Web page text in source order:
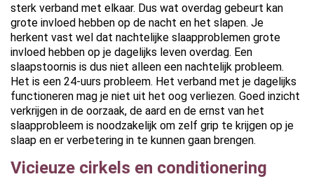
sterk verband met elkaar. Dus wat overdag gebeurt kan
grote invloed hebben op de nacht en het slapen. Je
herkent vast wel dat nachtelijke slaapproblemen grote
invloed hebben op je dagelijks leven overdag. Een
slaapstoornis is dus niet alleen een nachtelijk probleem.
Het is een 24-uurs probleem. Het verband met je dagelijks
functioneren mag je niet uit het oog verliezen. Goed inzicht
verkrijgen in de oorzaak, de aard en de ernst van het
slaapprobleem is noodzakelijk om zelf grip te krijgen op je
slaap en er verbetering in te kunnen gaan brengen.
Vicieuze cirkels en conditionering